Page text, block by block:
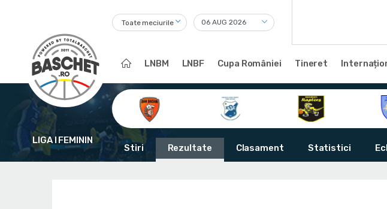
Toate meciurile
LNBM LNBF Cupa României Tineret
LIGA I FEMININ
Stiri Rezultate Clasament Statistici